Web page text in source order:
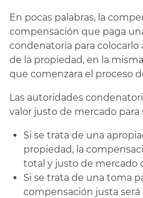
En pocas palabras, la
compensación que paga
condenatoria para
de la propiedad, en la
que comenzara el proceso
Las autoridades
valor justo de mercado para
Si se trata de una
propiedad, la
total y justo de mercado
Si se trata de una toma
compensación justa será